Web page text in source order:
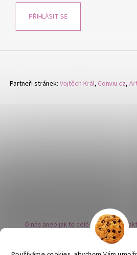
PŘIHLÁSIT SE
Partneři stránek: Vojtěch Král, Conviu.cz,
O nás aneb jak to celé začalo
Kovy a puncovní značky Naše
Instagram -
Obchodní podmínky Ochrana